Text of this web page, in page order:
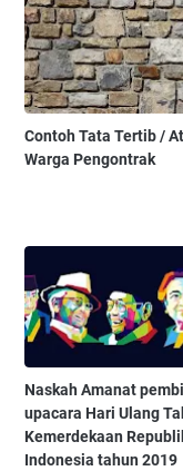
Contoh Tata Tertib /
Warga Pengontrak
Naskah Amanat
upacara Hari Ulang
Kemerdekaan
Indonesia tahun 2019